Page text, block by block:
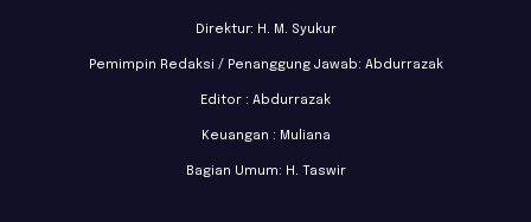
Direktur: H. M. Syukur
Pemimpin Redaksi / Penanggung Jawab: Abdurrazak
Editor : Abdurrazak
Keuangan : Muliana
Bagian Umum: H. Taswir